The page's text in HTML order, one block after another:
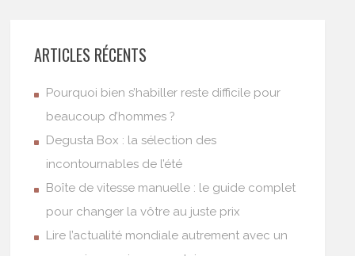
ARTICLES RÉCENTS
Pourquoi bien s’habiller reste difficile pour
beaucoup d’hommes ?
Degusta Box : la sélection des
incontournables de l’été
Boîte de vitesse manuelle : le guide complet
pour changer la vôtre au juste prix
Lire l’actualité mondiale autrement avec un